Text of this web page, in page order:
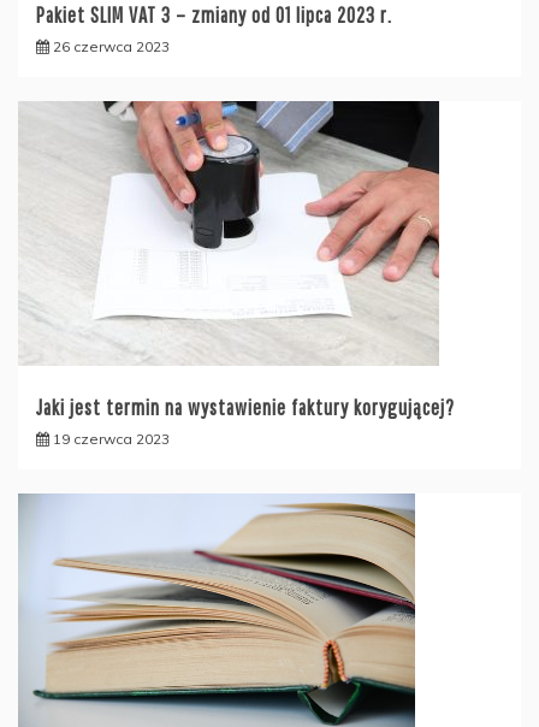
Pakiet SLIM VAT 3 – zmiany od 01 lipca 2023 r.
26 czerwca 2023
Jaki jest termin na wystawienie faktury korygującej?
19 czerwca 2023